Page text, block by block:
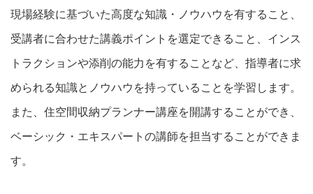
現場経験に基づいた高度な知識・ノウハウを有すること、
受講者に合わせた講義ポイントを選定できること、インス
トラクションや添削の能力を有することなど、指導者に求
められる知識とノウハウを持っていることを学習します。
また、住空間収納プランナー講座を開講することができ、
ベーシック・エキスパートの講師を担当することができま
す。